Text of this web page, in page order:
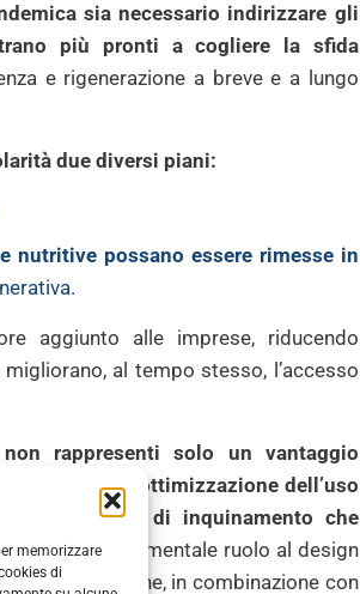
memorizzare
di
sia necessario indirizzare gli
più pronti a cogliere la sfida
e rigenerazione a breve e a lungo
due diversi piani:
nutritive possano essere rimesse in
aggiunto alle imprese, riducendo
al tempo stesso, l’accesso
non rappresenti solo un vantaggio
verso l’ottimizzazione dell’uso
varie forme di inquinamento che
un fondamentale ruolo al design
circolare – che, in combinazione con